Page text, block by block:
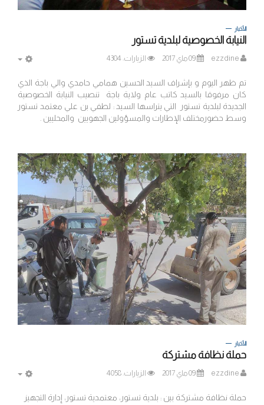
الأخبار
النيابة الخصوصية لبلدية تستور
ezzdine 09 ماي 2017 الزيارات: 4304
تم ظهر اليوم و بإشراف السيد الحسين همامي حامدي والي باجة الذي
كان مرفوقا بالسيد كاتب عام ولاية باجة تنصيب النيابة الخصوصية
الجديدة لبلدية تستور التي يتراسها السيد : لطفي بن علي معتمد تستور
وسط حضورمختلف الإطارات والمسؤولين الجهويين والمحليين .
الأخبار
حملة نظافة مشتركة
ezzdine 09 ماي 2017 الزيارات: 4058
حملة نظافة مشتركة بين : بلدية تستور، معتمدية تستور، إدارة التجهيز